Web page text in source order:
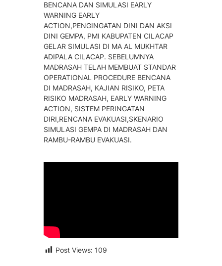
BENCANA DAN SIMULASI EARLY
WARNING EARLY
ACTION,PENGINGATAN DINI DAN AKSI
DINI GEMPA, PMI KABUPATEN CILACAP
GELAR SIMULASI DI MA AL MUKHTAR
ADIPALA CILACAP. SEBELUMNYA
MADRASAH TELAH MEMBUAT STANDAR
OPERATIONAL PROCEDURE BENCANA
DI MADRASAH, KAJIAN RISIKO, PETA
RISIKO MADRASAH, EARLY WARNING
ACTION, SISTEM PERINGATAN
DIRI,RENCANA EVAKUASI,SKENARIO
SIMULASI GEMPA DI MADRASAH DAN
RAMBU-RAMBU EVAKUASI.
Post Views: 109